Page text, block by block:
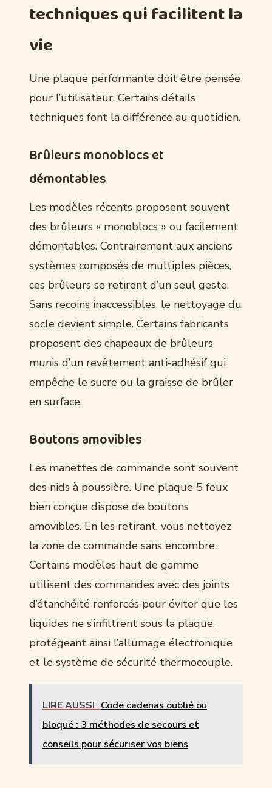
techniques qui facilitent la
vie
Une plaque performante doit être pensée
pour l’utilisateur. Certains détails
techniques font la différence au quotidien.
Brûleurs monoblocs et
démontables
Les modèles récents proposent souvent
des brûleurs « monoblocs » ou facilement
démontables. Contrairement aux anciens
systèmes composés de multiples pièces,
ces brûleurs se retirent d’un seul geste.
Sans recoins inaccessibles, le nettoyage du
socle devient simple. Certains fabricants
proposent des chapeaux de brûleurs
munis d’un revêtement anti-adhésif qui
empêche le sucre ou la graisse de brûler
en surface.
Boutons amovibles
Les manettes de commande sont souvent
des nids à poussière. Une plaque 5 feux
bien conçue dispose de boutons
amovibles. En les retirant, vous nettoyez
la zone de commande sans encombre.
Certains modèles haut de gamme
utilisent des commandes avec des joints
d’étanchéité renforcés pour éviter que les
liquides ne s’infiltrent sous la plaque,
protégeant ainsi l’allumage électronique
et le système de sécurité thermocouple.
LIRE AUSSI Code cadenas oublié ou
bloqué : 3 méthodes de secours et
conseils pour sécuriser vos biens